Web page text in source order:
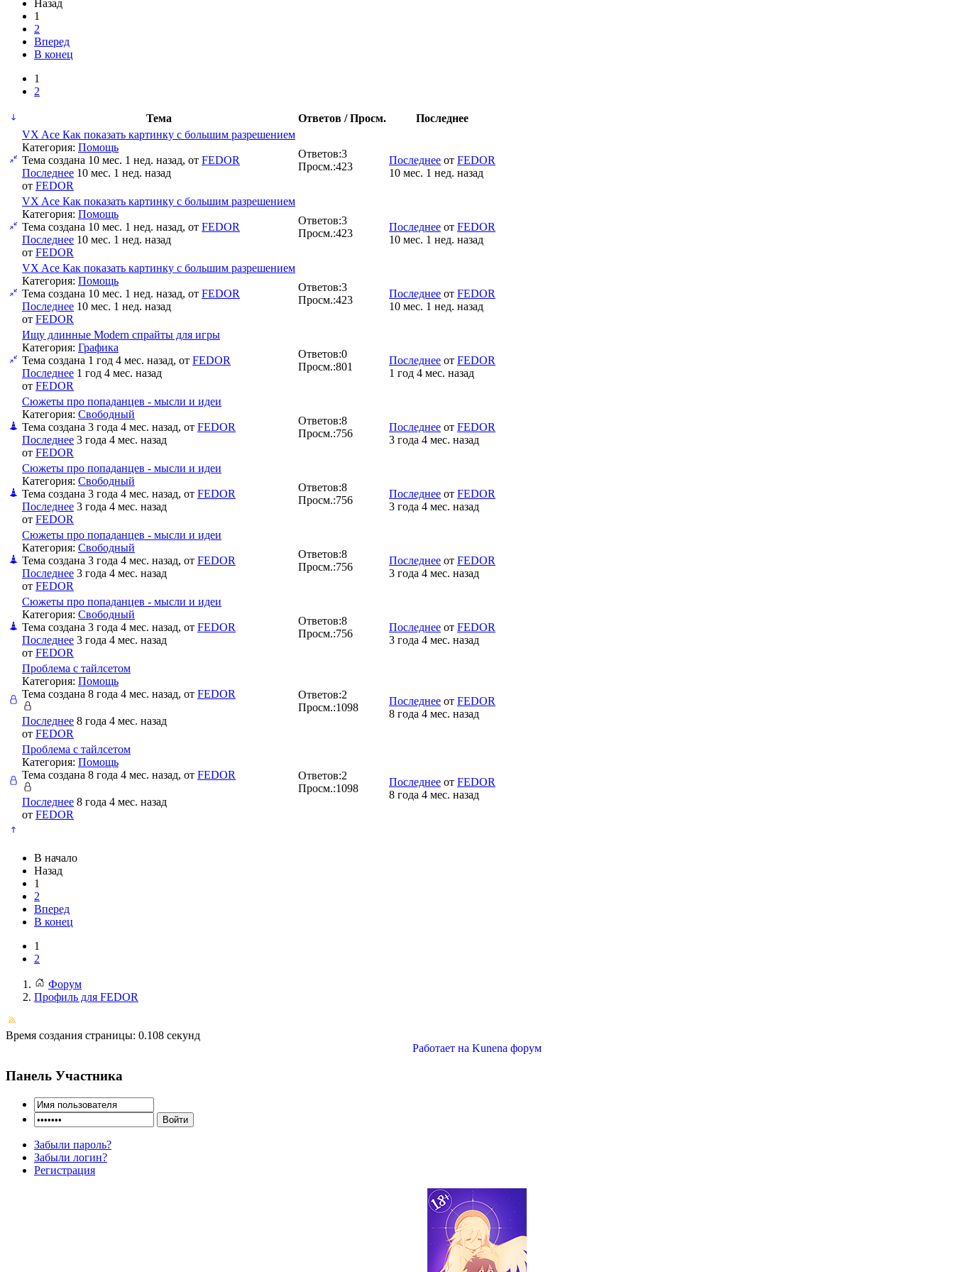
Назад
1
2
Вперед
В конец
1
2
Тема Ответов / Просм.
Последнее
VX Ace Как показать картинку с большим разрешением
Категория: Помощь
Тема создана 10 мес. 1 нед. назад, от FEDOR
Последнее 10 мес. 1 нед. назад
от FEDOR
Ответов:3
Просм.:423
Последнее от FEDOR
10 мес. 1 нед. назад
VX Ace Как показать картинку с большим разрешением
Категория: Помощь
Тема создана 10 мес. 1 нед. назад, от FEDOR
Последнее 10 мес. 1 нед. назад
от FEDOR
Ответов:3
Просм.:423
Последнее от FEDOR
10 мес. 1 нед. назад
VX Ace Как показать картинку с большим разрешением
Категория: Помощь
Тема создана 10 мес. 1 нед. назад, от FEDOR
Последнее 10 мес. 1 нед. назад
от FEDOR
Ответов:3
Просм.:423
Последнее от FEDOR
10 мес. 1 нед. назад
Ищу длинные Modern спрайты для игры
Категория: Графика
Тема создана 1 год 4 мес. назад, от FEDOR
Последнее 1 год 4 мес. назад
от FEDOR
Ответов:0
Просм.:801
Последнее от FEDOR
1 год 4 мес. назад
Сюжеты про попаданцев - мысли и идеи
Категория: Свободный
Тема создана 3 года 4 мес. назад, от FEDOR
Последнее 3 года 4 мес. назад
от FEDOR
Ответов:8
Просм.:756
Последнее от FEDOR
3 года 4 мес. назад
Сюжеты про попаданцев - мысли и идеи
Категория: Свободный
Тема создана 3 года 4 мес. назад, от FEDOR
Последнее 3 года 4 мес. назад
от FEDOR
Ответов:8
Просм.:756
Последнее от FEDOR
3 года 4 мес. назад
Сюжеты про попаданцев - мысли и идеи
Категория: Свободный
Тема создана 3 года 4 мес. назад, от FEDOR
Последнее 3 года 4 мес. назад
от FEDOR
Ответов:8
Просм.:756
Последнее от FEDOR
3 года 4 мес. назад
Сюжеты про попаданцев - мысли и идеи
Категория: Свободный
Тема создана 3 года 4 мес. назад, от FEDOR
Последнее 3 года 4 мес. назад
от FEDOR
Ответов:8
Просм.:756
Последнее от FEDOR
3 года 4 мес. назад
Проблема с тайлсетом
Категория: Помощь
Тема создана 8 года 4 мес. назад, от FEDOR
Последнее 8 года 4 мес. назад
от FEDOR
Ответов:2
Просм.:1098
Последнее от FEDOR
8 года 4 мес. назад
Проблема с тайлсетом
Категория: Помощь
Тема создана 8 года 4 мес. назад, от FEDOR
Последнее 8 года 4 мес. назад
от FEDOR
Ответов:2
Просм.:1098
Последнее от FEDOR
8 года 4 мес. назад
В начало
Назад
1
2
Вперед
В конец
1
2
Форум
Профиль для FEDOR
Время создания страницы: 0.108 секунд
Работает на Kunena форум
Панель Участника
Забыли пароль?
Забыли логин?
Регистрация